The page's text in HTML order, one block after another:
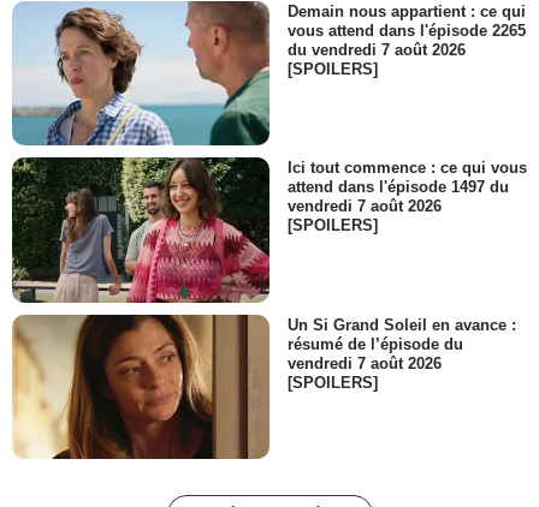
Demain nous appartient : ce qui
vous attend dans l'épisode 2265
du vendredi 7 août 2026
[SPOILERS]
Ici tout commence : ce qui vous
attend dans l'épisode 1497 du
vendredi 7 août 2026
[SPOILERS]
Un Si Grand Soleil en avance :
résumé de l’épisode du
vendredi 7 août 2026
[SPOILERS]